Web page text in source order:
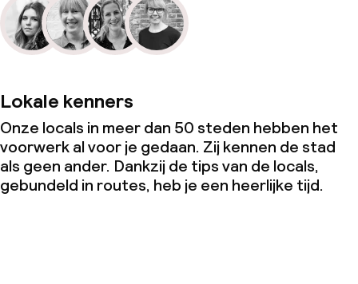
Lokale kenners
Onze locals in meer dan 50 steden hebben het
voorwerk al voor je gedaan. Zij kennen de stad
als geen ander. Dankzij de tips van de locals,
gebundeld in routes, heb je een heerlijke tijd.